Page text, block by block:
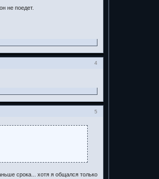
не поедет.
4
5
срока... хотя я общался только